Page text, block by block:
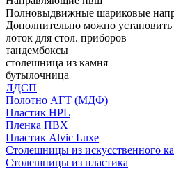
Полновыдвижные шариковые
Дополнительно можно установить
лоток для стол. приборов
тандембоксы
столешница из камня
бутылочница
ЛДСП
Полотно АГТ (МДФ)
Пластик HPL
Пленка ПВХ
Пластик Alvic Luxe
Столешницы из искусственного
Столешницы из пластика